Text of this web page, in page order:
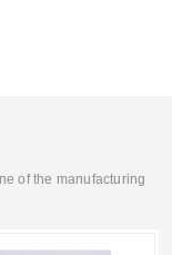
of the manufacturing